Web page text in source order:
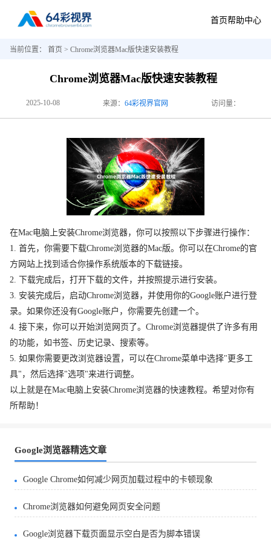
首页帮助中心
当前位置： 首页 > Chrome浏览器Mac版快速安装教程
Chrome浏览器Mac版快速安装教程
2025-10-08 来源： 64彩视界官网 访问量：
在Mac电脑上安装Chrome浏览器，你可以按照以下步骤进行操作：
1. 首先，你需要下载Chrome浏览器的Mac版。你可以在Chrome的官
方网站上找到适合你操作系统版本的下载链接。
2. 下载完成后，打开下载的文件，并按照提示进行安装。
3. 安装完成后，启动Chrome浏览器，并使用你的Google账户进行登
录。如果你还没有Google账户，你需要先创建一个。
4. 接下来，你可以开始浏览网页了。Chrome浏览器提供了许多有用
的功能，如书签、历史记录、搜索等。
5. 如果你需要更改浏览器设置，可以在Chrome菜单中选择"更多工
具"，然后选择"选项"来进行调整。
以上就是在Mac电脑上安装Chrome浏览器的快速教程。希望对你有
所帮助！
Google浏览器精选文章
Google Chrome如何减少网页加载过程中的卡顿现象
Chrome浏览器如何避免网页安全问题
Google浏览器下载页面显示空白是否为脚本错误